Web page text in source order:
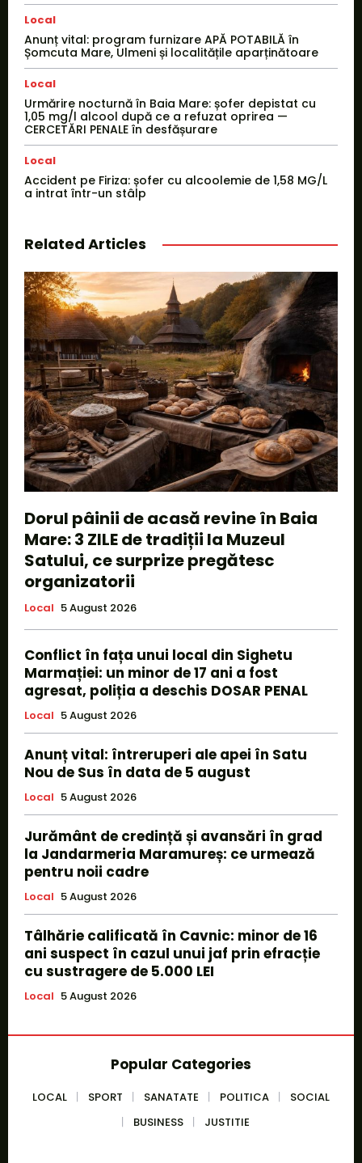
Local
Anunț vital: program furnizare APĂ POTABILĂ în
Șomcuta Mare, Ulmeni și localitățile aparținătoare
Local
Urmărire nocturnă în Baia Mare: șofer depistat cu
1,05 mg/l alcool după ce a refuzat oprirea —
CERCETĂRI PENALE în desfășurare
Local
Accident pe Firiza: șofer cu alcoolemie de 1,58 MG/L
a intrat într-un stâlp
Related Articles
Dorul pâinii de acasă revine în Baia
Mare: 3 ZILE de tradiții la Muzeul
Satului, ce surprize pregătesc
organizatorii
Local 5 August 2026
Conflict în fața unui local din Sighetu
Marmației: un minor de 17 ani a fost
agresat, poliția a deschis DOSAR PENAL
Local 5 August 2026
Anunț vital: întreruperi ale apei în Satu
Nou de Sus în data de 5 august
Local 5 August 2026
Jurământ de credință și avansări în grad
la Jandarmeria Maramureș: ce urmează
pentru noii cadre
Local 5 August 2026
Tâlhărie calificată în Cavnic: minor de 16
ani suspect în cazul unui jaf prin efracție
cu sustragere de 5.000 LEI
Local 5 August 2026
Popular Categories
LOCAL SPORT SANATATE POLITICA
SOCIAL
BUSINESS
JUSTITIE